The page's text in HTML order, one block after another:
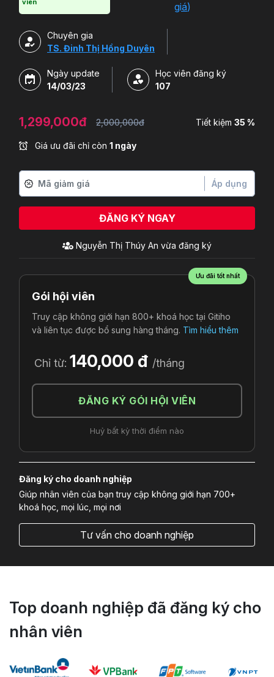
tôi chinh chiến trên khắp các mặt trận nhân sự.
viên
giá)
Chuyên gia
TS. Đinh Thị Hồng Duyên
Ngày update
14/03/23
Học viên đăng ký
107
1,299,000đ 2,000,000đ Tiết kiệm 35 %
Giá ưu đãi chỉ còn 1 ngày
Áp dụng
ĐĂNG KÝ NGAY
Nguyễn Thị Thúy An vừa đăng ký
Ưu đãi tốt nhất
Gói hội viên
Truy cập không giới hạn 800+ khoá học tại Gitiho
và liên tục được bổ sung hàng tháng. Tìm hiểu thêm
Chỉ từ: 140,000 đ /tháng
ĐĂNG KÝ GÓI HỘI VIÊN
Huỷ bất kỳ thời điểm nào
Đăng ký cho doanh nghiệp
Giúp nhân viên của bạn truy cập không giới hạn 700+
khoá học, mọi lúc, mọi nơi
Tư vấn cho doanh nghiệp
Top doanh nghiệp đã đăng ký cho
nhân viên